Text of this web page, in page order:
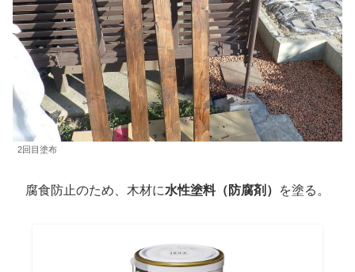
2回目塗布
腐食防止のため、木材に水性塗料（防腐剤） を塗る。